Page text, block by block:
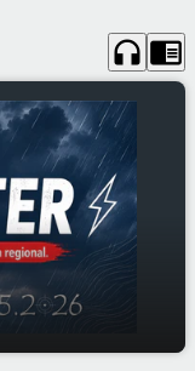
headphones chrome_reader_mode